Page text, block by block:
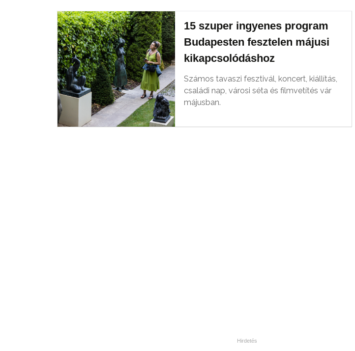
15 szuper ingyenes program
Budapesten fesztelen májusi
kikapcsolódáshoz
Számos tavaszi fesztivál, koncert, kiállítás,
családi nap, városi séta és filmvetítés vár
májusban.